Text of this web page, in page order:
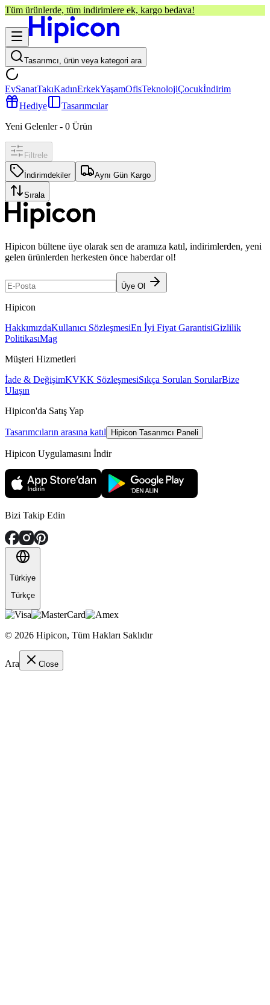
Tüm ürünlerde, tüm indirimlere ek, kargo bedava!
Tasarımcı, ürün veya kategori ara
EvSanatTakıKadınErkekYaşamOfisTeknolojiÇocukİndirim
Hediye
Tasarımcılar
Yeni Gelenler- 0 Ürün
Filtrele
İndirimdekiler Aynı Gün Kargo
Sırala
Hipicon bültene üye olarak sen de aramıza katıl, indirimlerden, yeni
gelen ürünlerden herkesten önce haberdar ol!
Üye Ol
Hipicon
HakkımızdaKullanıcı SözleşmesiEn İyi Fiyat GarantisiGizlilik
PolitikasıMag
Müşteri Hizmetleri
İade & DeğişimKVKK SözleşmesiSıkça Sorulan SorularBize
Ulaşın
Hipicon'da Satış Yap
Tasarımcıların arasına katıl Hipicon Tasarımcı Paneli
Hipicon Uygulamasını İndir
Bizi Takip Edin
Türkiye
Türkçe
© 2026 Hipicon, Tüm Hakları Saklıdır
Ara Close